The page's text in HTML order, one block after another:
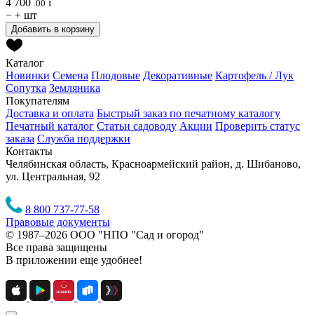
.00
− + шт
Добавить в корзину
Каталог
Новинки Семена Плодовые Декоративные Картофель / Лук
Сопутка Земляника
Покупателям
Доставка и оплата Быстрый заказ по печатному каталогу
Печатный каталог Статьи садоводу Акции Проверить статус
заказа Служба поддержки
Контакты
Челябинская область, Красноармейский район, д. Шибаново,
ул. Центральная, 92
8 800 737-77-58
Правовые документы
© 1987–2026 ООО "НПО "Сад и огород"
Все права защищены
В приложении еще удобнее!